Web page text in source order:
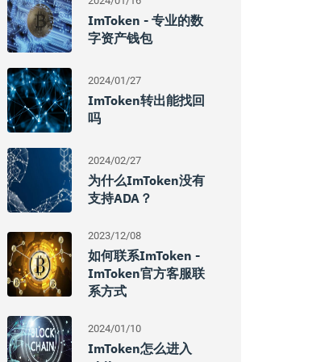
ImToken - 专业的数
字资产钱包
2024/01/27
ImToken转出能找回
吗
2024/02/27
为什么imToken没有
支持ADA？
2023/12/08
如何联系imToken -
ImToken官方客服联
系方式
2024/01/10
ImToken怎么进入